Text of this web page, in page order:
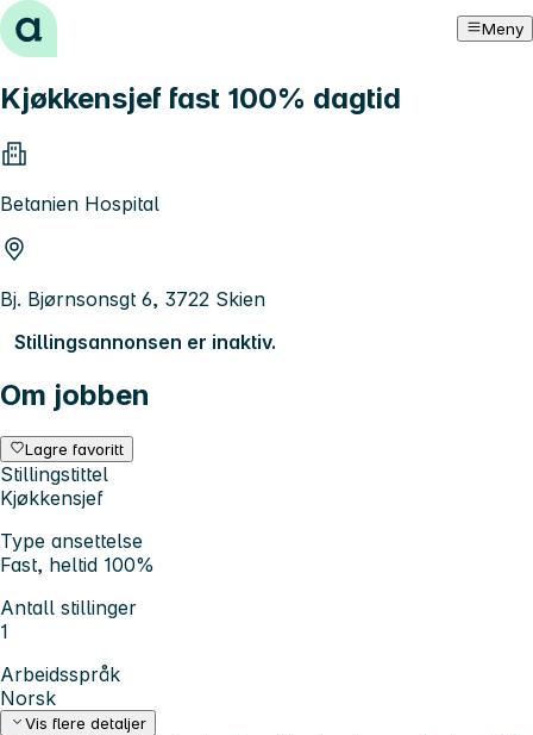
Hopp til innhold Meny
Kjøkkensjef fast 100% dagtid
Betanien Hospital
Bj. Bjørnsonsgt 6, 3722 Skien
Stillingsannonsen er inaktiv.
Om jobben
Lagre favoritt
Stillingstittel
Kjøkkensjef
Type ansettelse
Fast, heltid 100%
Antall stillinger
1
Arbeidsspråk
Norsk
Vis flere detaljer